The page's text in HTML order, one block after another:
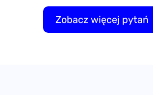
Zobacz więcej pytań